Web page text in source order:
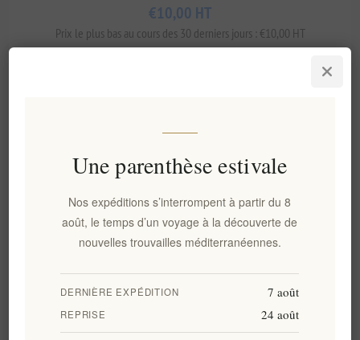
€10,00 HT
Prix ​​le plus bas au cours des 30 derniers jours : €10,00 HT
Ajouter à la liste de souhait Envoyer à un ami
Délais de livraison:2-8 jours
Panorama Évaluer Contactez nous
INGREDIENTS: AQUA (WATER), PPG-26-BUTETH-26, PEG-40
Une parenthèse estivale
Nos expéditions s’interrompent à partir du 8
août, le temps d’un voyage à la découverte de
nouvelles trouvailles méditerranéennes.
DERNIÈRE EXPÉDITION 7 août
REPRISE 24 août